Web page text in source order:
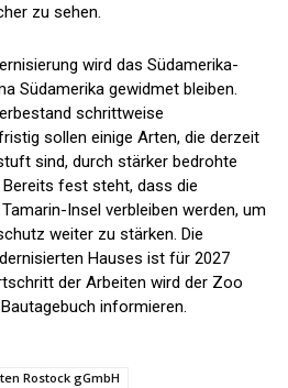
zu sehen.
wird das Südamerika-
Südamerika gewidmet bleiben.
schrittweise
sollen einige Arten, die derzeit
sind, durch stärker bedrohte
fest steht, dass die
Insel verbleiben werden, um
weiter zu stärken. Die
Hauses ist für 2027
der Arbeiten wird der Zoo
informieren.
Rostock gGmbH